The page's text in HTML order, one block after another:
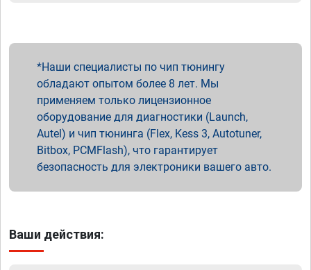
Наши специалисты по чип тюнингу
обладают опытом более 8 лет. Мы
применяем только лицензионное
оборудование для диагностики (Launch,
Autel) и чип тюнинга (Flex, Kess 3, Autotuner,
Bitbox, PCMFlash), что гарантирует
безопасность для электроники вашего авто.
Ваши действия: